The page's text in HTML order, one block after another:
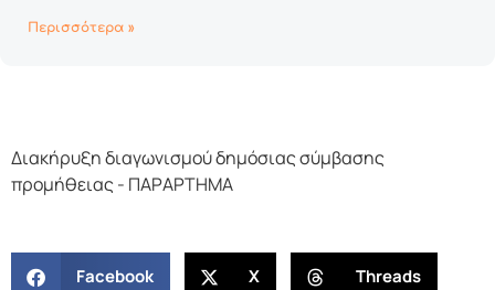
Περισσότερα »
Διακήρυξη διαγωνισμού δημόσιας σύμβασης
προμήθειας - ΠΑΡΑΡΤΗΜΑ
Facebook X Threads